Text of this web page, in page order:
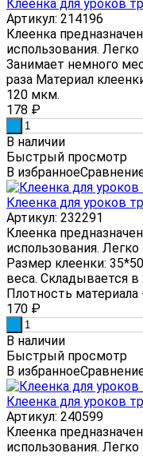
Клеенка для уроков
Артикул: 214196
Клеенка
использования.
Занимает немного
раза Материал
120 мкм.
178 ₽
В наличии
Быстрый просмотр
В избранное
Клеенка для уроков
Артикул: 232291
Клеенка
использования.
Размер клеенки:
веса. Складывается
Плотность
170 ₽
В наличии
Быстрый просмотр
В избранное
Клеенка для уроков
Артикул: 240599
Клеенка
использования.